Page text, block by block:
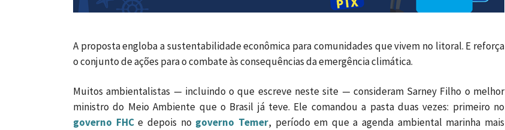
A proposta engloba a sustentabilidade econômica para comunidades que vivem no litoral. E reforça
o conjunto de ações para o combate às consequências da emergência climática.
Muitos ambientalistas — incluindo o que escreve neste site — consideram Sarney Filho o melhor
ministro do Meio Ambiente que o Brasil já teve. Ele comandou a pasta duas vezes: primeiro no
governo FHCe depois no governo Temer, período em que a agenda ambiental marinha mais